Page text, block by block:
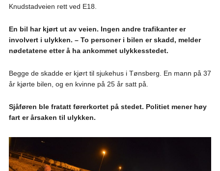
Knudstadveien rett ved E18.
En bil har kjørt ut av veien. Ingen andre trafikanter er
involvert i ulykken. – To personer i bilen er skadd, melder
nødetatene etter å ha ankommet ulykkesstedet.
Begge de skadde er kjørt til sjukehus i Tønsberg. En mann på 37
år kjørte bilen, og en kvinne på 25 år satt på.
Sjåføren ble fratatt førerkortet på stedet. Politiet mener høy
fart er årsaken til ulykken.